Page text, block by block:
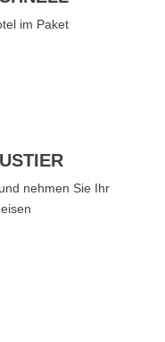
im Paket
nehmen Sie Ihr